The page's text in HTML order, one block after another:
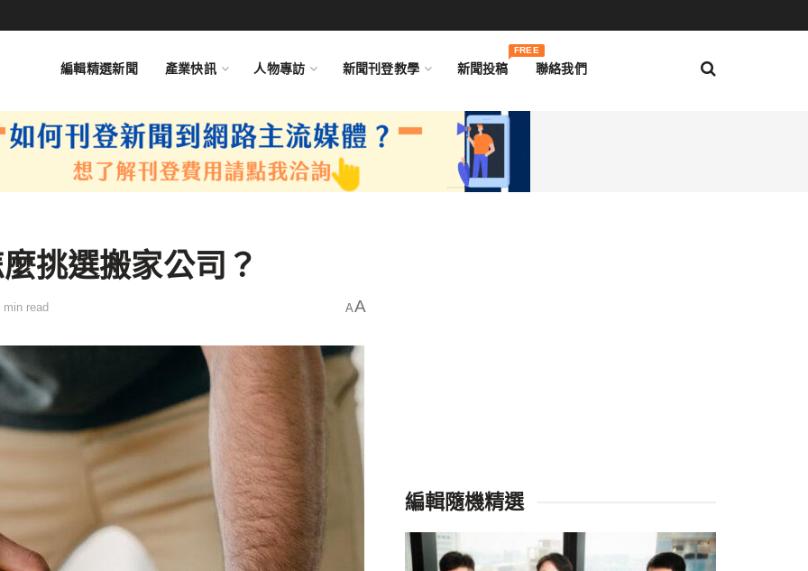
編輯精選新聞 產業快訊 人物專訪 新聞刊登教學 新聞投稿
FREE
聯絡我們
挑選搬家公司？
min read AA
編輯隨機精選